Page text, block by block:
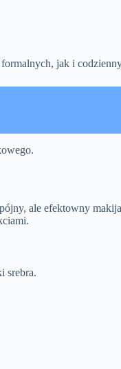
jak i
ale efektowny
srebra.